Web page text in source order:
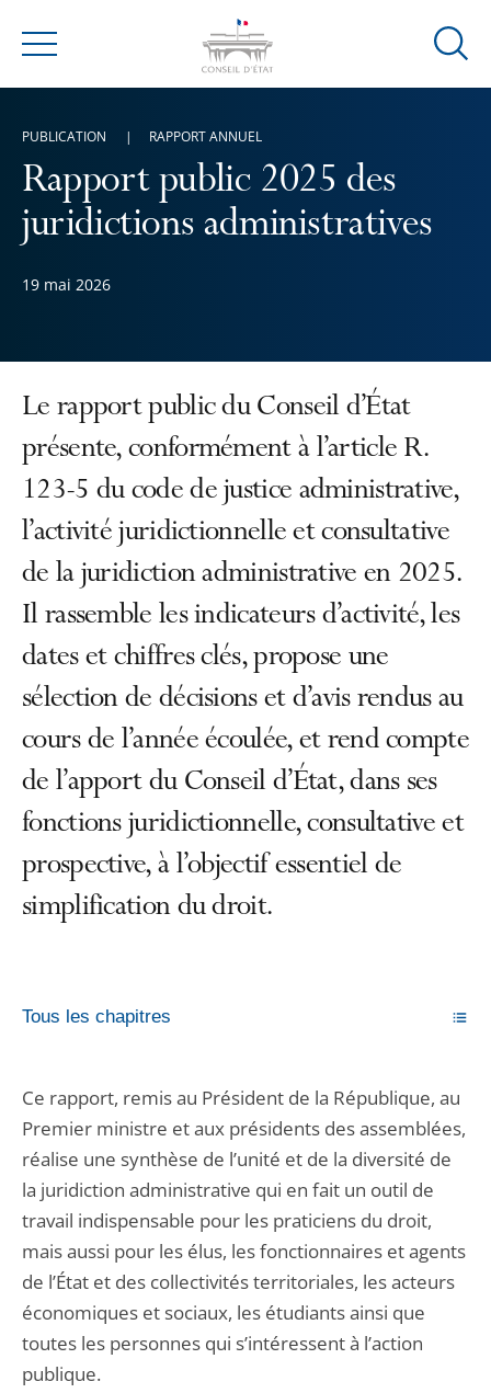
Menu
Ouvrir
Rapport public 2025 des
juridictions administratives
19 mai 2026
PUBLICATION RAPPORT ANNUEL
Le rapport public du Conseil d’État
présente, conformément à l’article R.
123-5 du code de justice administrative,
l’activité juridictionnelle et consultative
de la juridiction administrative en 2025.
Il rassemble les indicateurs d’activité, les
dates et chiffres clés, propose une
sélection de décisions et d’avis rendus au
cours de l’année écoulée, et rend compte
de l’apport du Conseil d’État, dans ses
fonctions juridictionnelle, consultative et
prospective, à l’objectif essentiel de
simplification du droit.
Tous les chapitres
Ce rapport, remis au Président de la République, au
Premier ministre et aux présidents des assemblées,
réalise une synthèse de l’unité et de la diversité de
la juridiction administrative qui en fait un outil de
travail indispensable pour les praticiens du droit,
mais aussi pour les élus, les fonctionnaires et agents
de l’État et des collectivités territoriales, les acteurs
économiques et sociaux, les étudiants ainsi que
toutes les personnes qui s’intéressent à l’action
publique.